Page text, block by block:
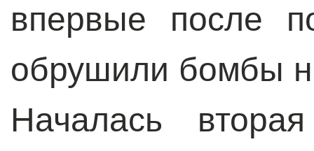
впервые после
обрушили бомбы
Началась